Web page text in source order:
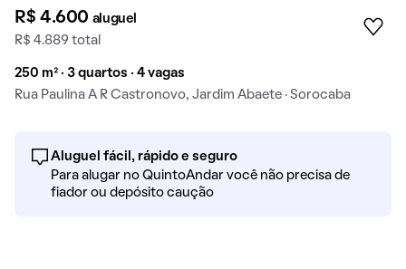
R$ 4.600 aluguel
R$ 4.889 total
250 m² · 3 quartos · 4 vagas
Rua Paulina A R Castronovo, Jardim Abaete · Sorocaba
Aluguel fácil, rápido e seguro
Para alugar no QuintoAndar você não precisa de
fiador ou depósito caução